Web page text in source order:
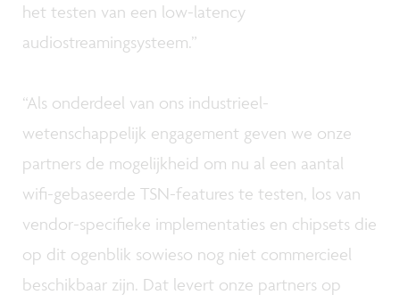
het testen van een low-latency
audiostreamingsysteem.”
“Als onderdeel van ons industrieel-
wetenschappelijk engagement geven we onze
partners de mogelijkheid om nu al een aantal
wifi-gebaseerde TSN-features te testen, los van
vendor-specifieke implementaties en chipsets die
op dit ogenblik sowieso nog niet commercieel
beschikbaar zijn. Dat levert onze partners op